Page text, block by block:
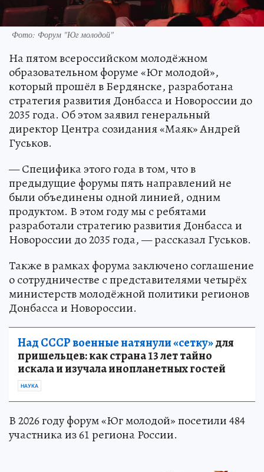
Фото: Форум "Юг молодой"
На пятом всероссийском молодёжном
образовательном форуме «Юг молодой»,
который прошёл в Бердянске, разработана
стратегия развития Донбасса и Новороссии до
2035 года. Об этом заявил генеральный
директор Центра созидания «Маяк» Андрей
Гуськов.
— Специфика этого года в том, что в
предыдущие форумы пять направлений не
были объединены одной линией, одним
продуктом. В этом году мы с ребятами
разработали стратегию развития Донбасса и
Новороссии до 2035 года, — рассказал Гуськов.
Также в рамках форума заключено соглашение
о сотрудничестве с представителями четырёх
министерств молодёжной политики регионов
Донбасса и Новороссии.
Над СССР военные натянули «сетку»для
пришельцев: как страна 13 лет тайно
искала и изучала инопланетных гостей
НАУКА
В 2026 году форум «Юг молодой» посетили 484
участника из 61 региона России.